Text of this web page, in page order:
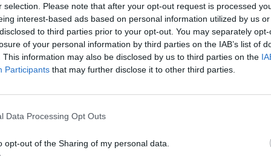
selection. Please note that after your opt-out request is processed
interest-based ads based on personal information utilized by us
to third parties prior to your opt-out. You may separately
of your personal information by third parties on the IAB’s list of
This information may also be disclosed by us to third parties on the
Participants that may further disclose it to other third parties.
Data Processing Opt Outs
opt-out of the Sharing of my personal data.
/
/
/
Rezepte
Artikelempfehlung